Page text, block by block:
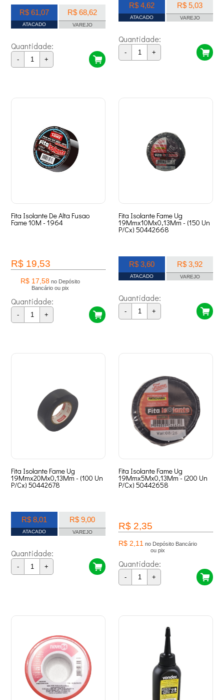
R$ 61,07
ATACADO
R$ 68,62
VAREJO
Quantidade:
- +
R$ 4,62
ATACADO
R$ 5,03
VAREJO
Quantidade:
- +
Fita Isolante De Alta Fusao
Fame 10M - 1964
R$ 19,53
R$ 17,58 no Depósito
Bancário ou pix
Quantidade:
- +
Fita Isolante Fame Ug
19Mmx10Mx0,13Mm - (150 Un
P/Cx) 50442668
R$ 3,60
ATACADO
R$ 3,92
VAREJO
Quantidade:
- +
Fita Isolante Fame Ug
19Mmx20Mx0,13Mm - (100 Un
P/Cx) 50442678
R$ 8,01
ATACADO
R$ 9,00
VAREJO
Quantidade:
- +
Fita Isolante Fame Ug
19Mmx5Mx0,13Mm - (200 Un
P/Cx) 50442658
R$ 2,35
R$ 2,11 no Depósito Bancário
ou pix
Quantidade:
- +